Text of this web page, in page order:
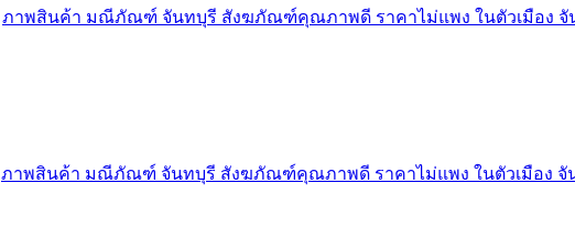
ภาพสินค้า มณีภัณฑ์ จันทบุรี สังฆภัณฑ์คุณภาพดี ราคาไม่แพง ในตัวเมือง จั
ภาพสินค้า มณีภัณฑ์ จันทบุรี สังฆภัณฑ์คุณภาพดี ราคาไม่แพง ในตัวเมือง จั